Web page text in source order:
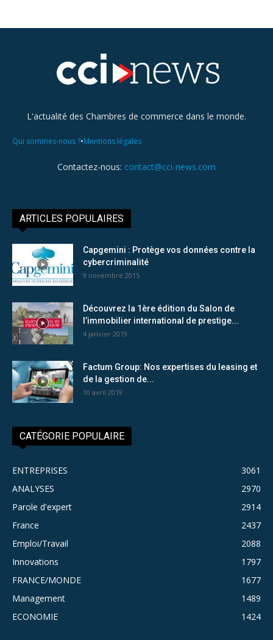
L'actualité des Chambres de commerce dans le monde.
Qui sommes-nous ?•Mentions légales
Contactez-nous: contact@cci-news.com
ARTICLES POPULAIRES
Capgemini : Protège vos données contre la
cybercriminalité
9 novembre 2015
Découvrez la 1ère édition du Salon de
l’immobilier international de prestige...
4 janvier 2019
Factum Group: Nos expertises du leasing et
de la gestion de...
10 avril 2019
CATÉGORIE POPULAIRE
ENTREPRISES
3061
ANALYSES
2970
Parole d'expert
2914
France
2437
Emploi/Travail
2088
Innovations
1797
FRANCE/MONDE
1677
Management
1489
ECONOMIE
1424